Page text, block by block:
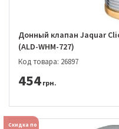
Донный клапан Jaquar
(ALD-WHM-727)
Код товара: 26897
454 грн.
Скидка по